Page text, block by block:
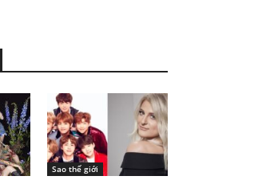
Sao thế giới